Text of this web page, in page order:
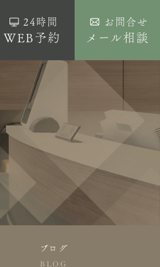
24時間
WEB予約
お問合せ
メール相談
ブログ
BLOG